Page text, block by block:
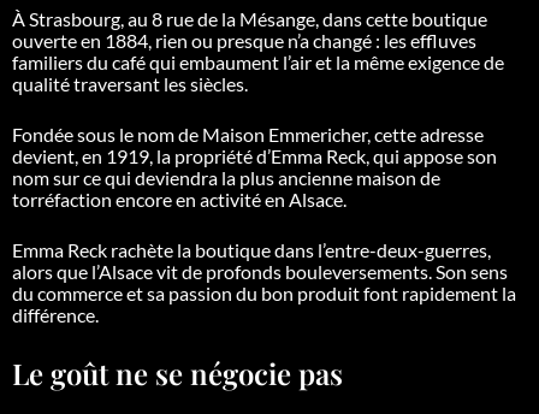
À Strasbourg, au 8 rue de la Mésange, dans cette boutique
ouverte en 1884, rien ou presque n’a changé : les effluves
familiers du café qui embaument l’air et la même exigence de
qualité traversant les siècles.
Fondée sous le nom de Maison Emmericher, cette adresse
devient, en 1919, la propriété d’Emma Reck, qui appose son
nom sur ce qui deviendra la plus ancienne maison de
torréfaction encore en activité en Alsace.
Emma Reck rachète la boutique dans l’entre-deux-guerres,
alors que l’Alsace vit de profonds bouleversements. Son sens
du commerce et sa passion du bon produit font rapidement la
différence.
Le goût ne se négocie pas